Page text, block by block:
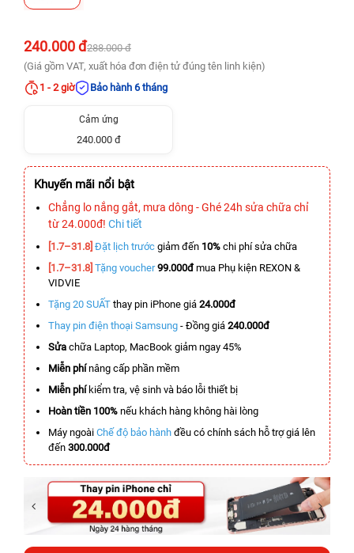
240.000 đ288.000 đ
(Giá gồm VAT, xuất hóa đơn điện tử đúng tên linh kiện)
1 - 2 giờ
Bảo hành 6 tháng
Cảm ứng
240.000 đ
Khuyến mãi nổi bật
Chẳng lo nắng gắt, mưa dông - Ghé 24h sửa chữa chỉ
từ 24.000đ! Chi tiết
[1.7–31.8] Đặt lịch trước giảm đến 10% chi phí sửa chữa
[1.7–31.8] Tặng voucher 99.000đmua Phụ kiện REXON &
VIDVIE
Tặng 20 SUẤT thay pin iPhone giá 24.000đ
Thay pin điện thoại Samsung - Đồng giá 240.000đ
Sửa chữa Laptop, MacBook giảm ngay 45%
Miễn phínâng cấp phần mềm
Miễn phíkiểm tra, vệ sinh và báo lỗi thiết bị
Hoàn tiền 100% nếu khách hàng không hài lòng
Máy ngoài Chế độ bảo hành đều có chính sách hỗ trợ giá lên
đến 300.000đ